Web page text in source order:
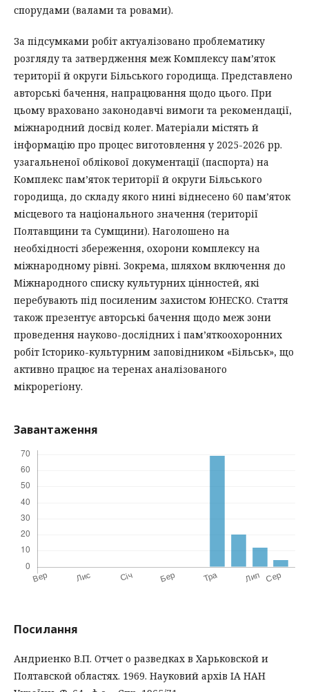
спорудами (валами та ровами).
За підсумками робіт актуалізовано проблематику
розгляду та затвердження меж Комплексу пам’яток
території й округи Більського городища. Представлено
авторські бачення, напрацювання щодо цього. При
цьому враховано законодавчі вимоги та рекомендації,
міжнародний досвід колег. Матеріали містять й
інформацію про процес виготовлення у 2025-2026 рр.
узагальненої облікової документації (паспорта) на
Комплекс пам’яток території й округи Більського
городища, до складу якого нині віднесено 60 пам’яток
місцевого та національного значення (території
Полтавщини та Сумщини). Наголошено на
необхідності збереження, охорони комплексу на
міжнародному рівні. Зокрема, шляхом включення до
Міжнародного списку культурних цінностей, які
перебувають під посиленим захистом ЮНЕСКО. Стаття
також презентує авторські бачення щодо меж зони
проведення науково-дослідних і пам’яткоохоронних
робіт Історико-культурним заповідником «Більськ», що
активно працює на теренах аналізованого
мікрорегіону.
Завантаження
Посилання
Андриенко В.П. Отчет о разведках в Харьковской и
Полтавской областях. 1969. Науковий архів ІА НАН